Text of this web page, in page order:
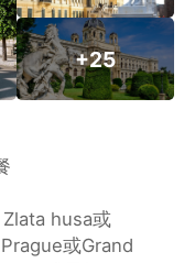
+25
husa或
或Grand